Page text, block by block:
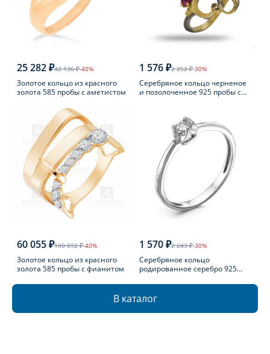
25 282 ₽42 136 ₽-40%
Золотое кольцо из красного
золота 585 пробы с аметистом
1 576 ₽2 252 ₽-30%
Серебряное кольцо черненое
и позолоченное 925 пробы с
60 055 ₽100 092 ₽-40%
Золотое кольцо из красного
золота 585 пробы с фианитом
1 570 ₽2 243 ₽-30%
Серебряное кольцо
родированное серебро 925
В каталог